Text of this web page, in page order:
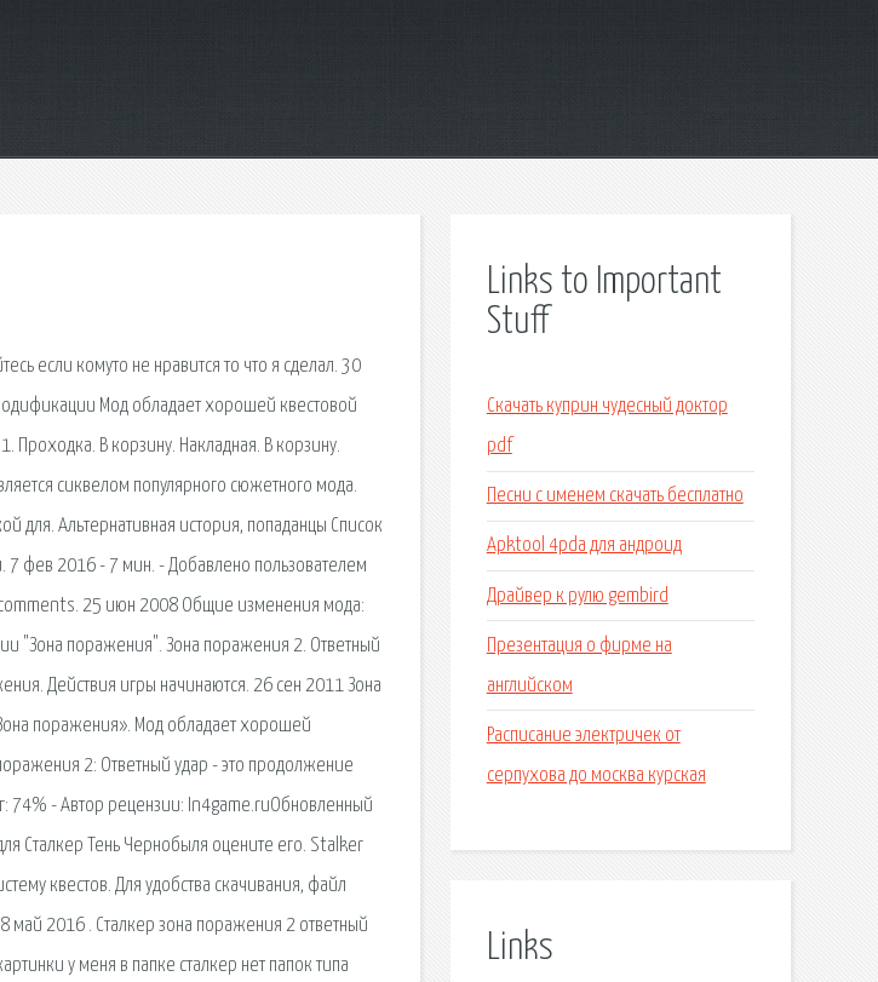
если комуто не нравится то что я сделал. 30
Мод обладает хорошей квестовой
Проходка. В корзину. Накладная. В корзину.
сиквелом популярного сюжетного мода.
для. Альтернативная история, попаданцы Список
7 фев 2016 - 7 мин. - Добавлено пользователем
25 июн 2008 Общие изменения мода:
"Зона поражения". Зона поражения 2. Ответный
Действия игры начинаются. 26 сен 2011 Зона
поражения». Мод обладает хорошей
2: Ответный удар - это продолжение
74% - Автор рецензии: In4game.ruОбновленный
Сталкер Тень Чернобыля оцените его. Stalker
квестов. Для удобства скачивания, файл
май 2016 . Сталкер зона поражения 2 ответный
у меня в папке сталкер нет папок типа
Links to Important
Stuff
Скачать куприн чудесный доктор
pdf
Песни с именем скачать бесплатно
Apktool 4pda для андроид
Драйвер к рулю gembird
Презентация о фирме на
английском
Расписание электричек от
серпухова до москва курская
Links